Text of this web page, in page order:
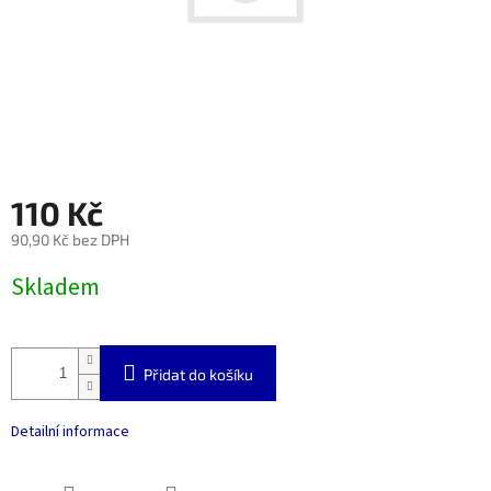
110 Kč
90,90 Kč bez DPH
cena:
Skladem
Přidat do košíku
Detailní informace